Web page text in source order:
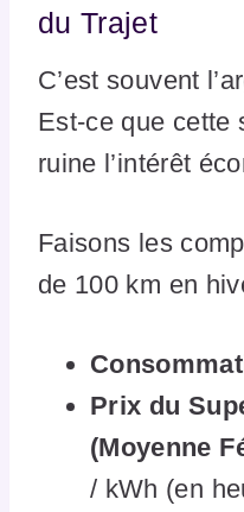
du Trajet
C’est souvent
Est-ce que cette
ruine l’intérêt
Faisons les
de 100 km en
Prix du
(Moyenne
/ kWh (en